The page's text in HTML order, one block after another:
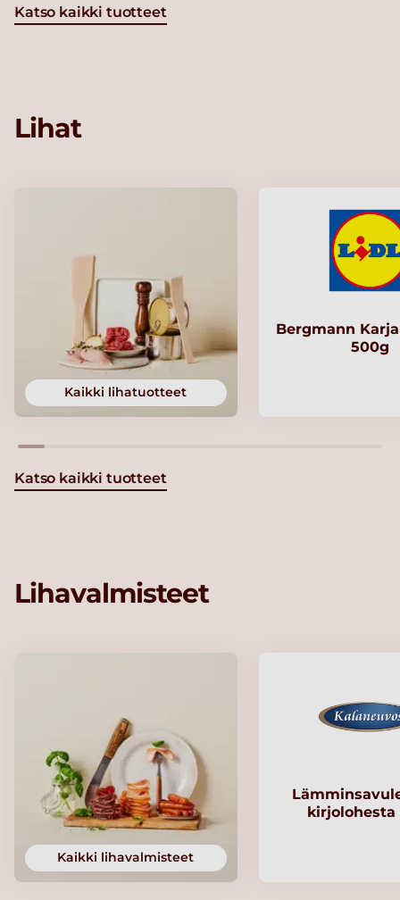
Katso kaikki tuotteet
Lihat
Kaikki lihatuotteet
Bergmann
500g
Katso kaikki tuotteet
Lihavalmisteet
Kaikki lihavalmisteet
kirjolohesta